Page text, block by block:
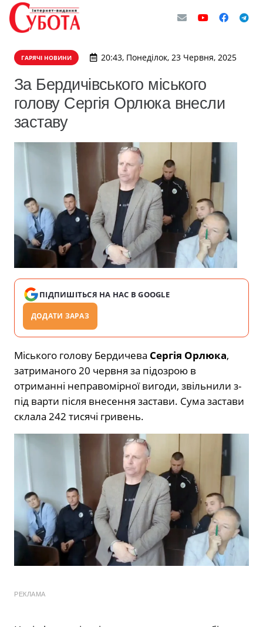
ГАРЯЧІ НОВИНИ 20:43, Понеділок, 23 Червня, 2025
За Бердичівського міського
голову Сергія Орлюка внесли
заставу
ПІДПИШІТЬСЯ НА НАС В GOOGLE
ДОДАТИ ЗАРАЗ
Міського голову Бердичева Сергія Орлюка,
затриманого 20 червня за підозрою в
отриманні неправомірної вигоди, звільнили з-
під варти після внесення застави. Сума застави
склала 242 тисячі гривень.
РЕКЛАМА